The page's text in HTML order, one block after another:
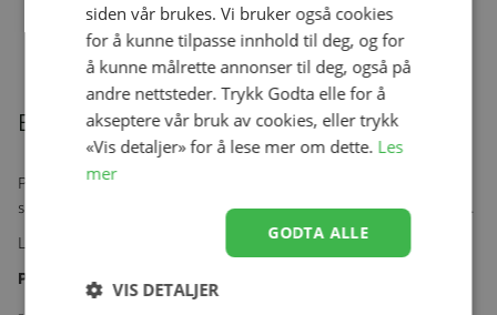
kr 999,00 kr 799,20
Beskrivelse
Praktiske sengelommer er perfekte for å oppbevare babyens
smokk, koseklut og andre nødvendigheter for sove- og stelletiden.
Laget av 100% økologisk bomull/satin med bomullsfyll inni.
Produktspesifikasjoner:
siden vår brukes. Vi bruker også cookies
for å kunne tilpasse innhold til deg, og for
å kunne målrette annonser til deg, også på
andre nettsteder. Trykk Godta elle for å
akseptere vår bruk av cookies, eller trykk
«Vis detaljer» for å lese mer om dette. Les
mer
GODTA ALLE
VIS DETALJER